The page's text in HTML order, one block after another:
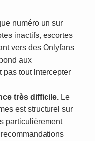
numéro un sur
inactifs, escortes
vers des Onlyfans
aux
pas tout intercepter
très difficile. Le
est structurel sur
particulièrement